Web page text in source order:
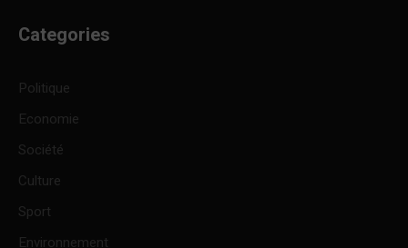
Categories
Politique
Economie
Société
Culture
Sport
Environnement